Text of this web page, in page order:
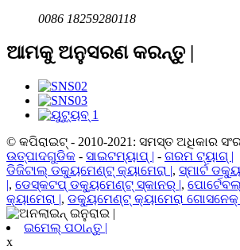
0086 18259280118
ଆମକୁ ଅନୁସରଣ କରନ୍ତୁ |
© କପିରାଇଟ୍ - 2010-2021: ସମସ୍ତ ଅଧିକାର
ଉତ୍ପାଦଗୁଡିକ - ସାଇଟମ୍ୟାପ୍ | - ଗରମ ଟ୍ୟାଗ୍ |
ଡିଜିଟାଲ୍ ଡକ୍ୟୁମେଣ୍ଟ୍ କ୍ୟାମେରା |, ସ୍ମାର୍ଟ
|, ଡେସ୍କଟପ୍ ଡକ୍ୟୁମେଣ୍ଟ୍ ସ୍କାନର୍ |,
କ୍ୟାମେରା |, ଡକ୍ୟୁମେଣ୍ଟ୍ କ୍ୟାମେରା ଗୋସନେକ୍
ଇମେଲ୍ ପଠାନ୍ତୁ |
x